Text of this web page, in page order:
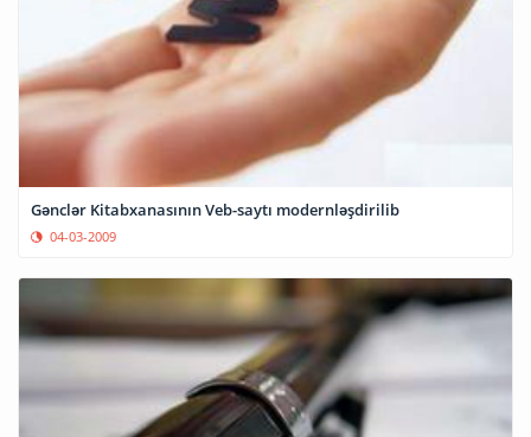
Gənclər Kitabxanasının Veb-saytı modernləşdirilib
04-03-2009